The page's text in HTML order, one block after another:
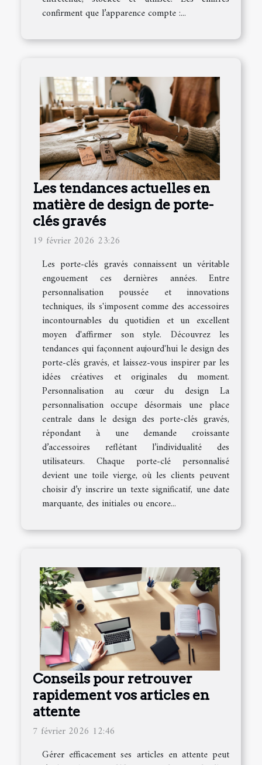
confirment que l’apparence compte :...
Les tendances actuelles en
matière de design de porte-
clés gravés
19 février 2026 23:26
Les porte-clés gravés connaissent un véritable
engouement ces dernières années. Entre
personnalisation poussée et innovations
techniques, ils s'imposent comme des accessoires
incontournables du quotidien et un excellent
moyen d'affirmer son style. Découvrez les
tendances qui façonnent aujourd'hui le design des
porte-clés gravés, et laissez-vous inspirer par les
idées créatives et originales du moment.
Personnalisation au cœur du design La
personnalisation occupe désormais une place
centrale dans le design des porte-clés gravés,
répondant à une demande croissante
d’accessoires reflétant l’individualité des
utilisateurs. Chaque porte-clé personnalisé
devient une toile vierge, où les clients peuvent
choisir d’y inscrire un texte significatif, une date
marquante, des initiales ou encore...
Conseils pour retrouver
rapidement vos articles en
attente
7 février 2026 12:46
Gérer efficacement ses articles en attente peut